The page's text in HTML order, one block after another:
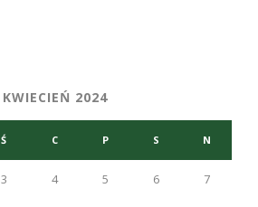
KWIECIEŃ 2024
Ś C P S N
3 4 5 6 7